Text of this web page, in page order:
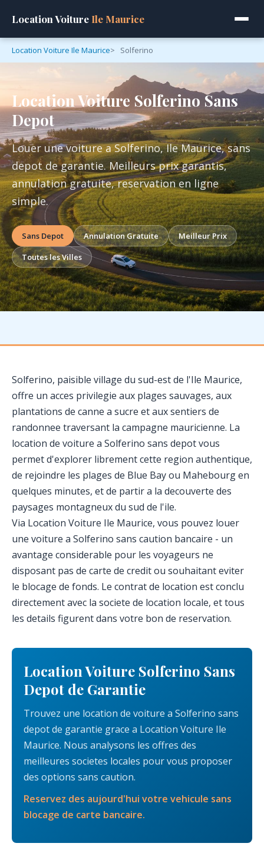
Location Voiture Ile Maurice
Location Voiture Ile Maurice Solferino
Location Voiture Solferino Sans
Depot
Louer une voiture a Solferino, Ile Maurice, sans
depot de garantie. Meilleurs prix garantis,
annulation gratuite, reservation en ligne
simple.
Sans Depot Annulation Gratuite
Meilleur Prix
Toutes les Villes
Solferino, paisible village du sud-est de l'Ile Maurice,
offre un acces privilegie aux plages sauvages, aux
plantations de canne a sucre et aux sentiers de
randonnee traversant la campagne mauricienne. La
location de voiture a Solferino sans depot vous
permet d'explorer librement cette region authentique,
de rejoindre les plages de Blue Bay ou Mahebourg en
quelques minutes, et de partir a la decouverte des
paysages montagneux du sud de l'ile.
Via Location Voiture Ile Maurice, vous pouvez louer
une voiture a Solferino sans caution bancaire - un
avantage considerable pour les voyageurs ne
disposant pas de carte de credit ou souhaitant eviter
le blocage de fonds. Le contrat de location est conclu
directement avec la societe de location locale, et tous
les details figurent dans votre bon de reservation.
Location Voiture Solferino Sans
Depot de Garantie
Trouvez une location de voiture a Solferino sans
depot de garantie grace a Location Voiture Ile
Maurice. Nous analysons les offres des
meilleures societes locales pour vous proposer
des options sans caution.
Reservez des aujourd'hui votre vehicule sans
blocage de carte bancaire.